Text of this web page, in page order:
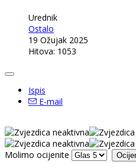
Urednik
Ostalo
19 Ožujak 2025
Hitova: 1053
Ispis
E-mail
Molimo ocijenite